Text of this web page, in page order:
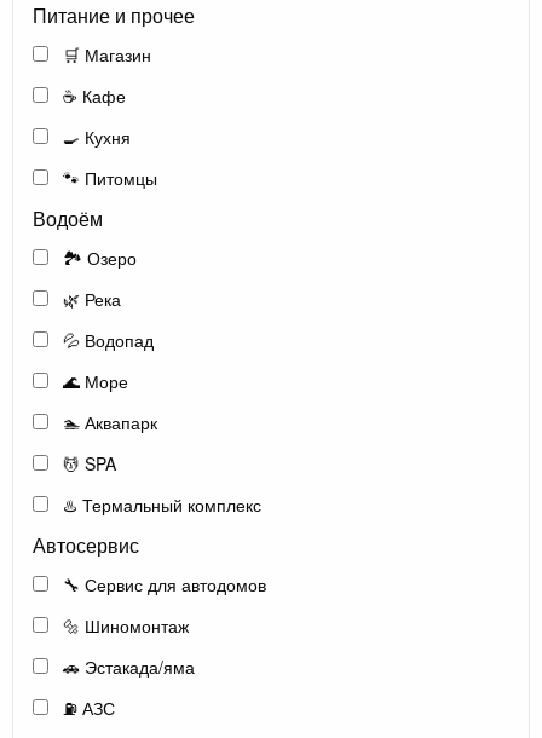
Питание и прочее
🛒 Магазин
☕ Кафе
🍳 Кухня
🐾 Питомцы
Водоём
🏞️ Озеро
🌿 Река
💦 Водопад
🌊 Море
🏊 Аквапарк
💆 SPA
♨️ Термальный комплекс
Автосервис
🔧 Сервис для автодомов
🔩 Шиномонтаж
🚗 Эстакада/яма
⛽ АЗС